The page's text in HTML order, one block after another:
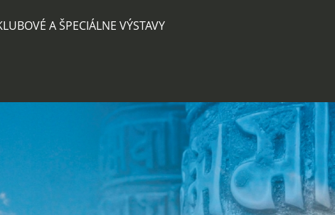
A ŠPECIÁLNE VÝSTAVY